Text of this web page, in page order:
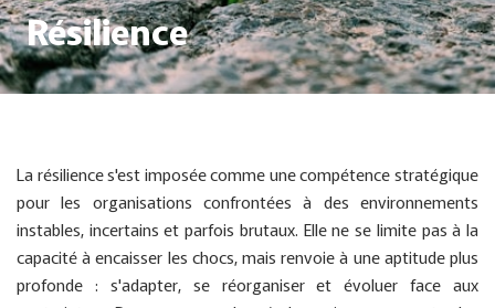
Résilience
La résilience s'est imposée comme une compétence stratégique
pour les organisations confrontées à des environnements
instables, incertains et parfois brutaux. Elle ne se limite pas à la
capacité à encaisser les chocs, mais renvoie à une aptitude plus
profonde : s'adapter, se réorganiser et évoluer face aux